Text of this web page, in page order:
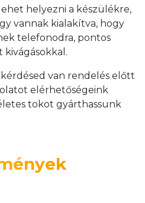
helyezni a készülékre,
vannak kialakítva, hogy
telefonodra, pontos
kivágásokkal.
van rendelés előtt
elérhetőségeink
tokot gyárthassunk